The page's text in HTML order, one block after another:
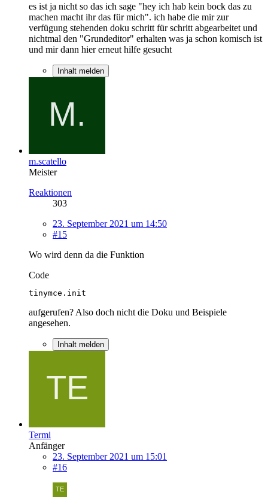
es ist ja nicht so das ich sage "hey ich hab kein bock das zu
machen macht ihr das für mich". ich habe die mir zur
verfügung stehenden doku schritt für schritt abgearbeitet und
nichtmal den "Grundeditor" erhalten was ja schon komisch ist
und mir dann hier erneut hilfe gesucht
Inhalt melden
m.scatello
Meister
Reaktionen
303
23. September 2021 um 14:50
#15
Wo wird denn da die Funktion
Code
tinymce.init
aufgerufen? Also doch nicht die Doku und Beispiele
angesehen.
Inhalt melden
Termi
Anfänger
23. September 2021 um 15:01
#16